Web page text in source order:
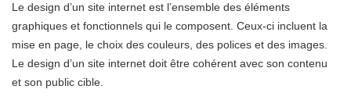
Le design d’un site internet est l’ensemble des éléments
graphiques et fonctionnels qui le composent. Ceux-ci incluent la
mise en page, le choix des couleurs, des polices et des images.
Le design d’un site internet doit être cohérent avec son contenu
et son public cible.